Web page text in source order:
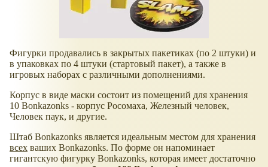
Фигурки продавались в закрытых пакетиках (по 2 штуки) и
в упаковках по 4 штуки (стартовый пакет), а также в
игровых наборах с различными дополнениями.
Корпус в виде маски состоит из помещений для хранения
10 Bonkazonks - корпус Росомаха, Железный человек,
Человек паук, и другие.
Штаб Bonkazonks является идеальным местом для хранения
всех ваших Bonkazonks. По форме он напоминает
гигантскую фигурку Bonkazonks, которая имеет достаточно